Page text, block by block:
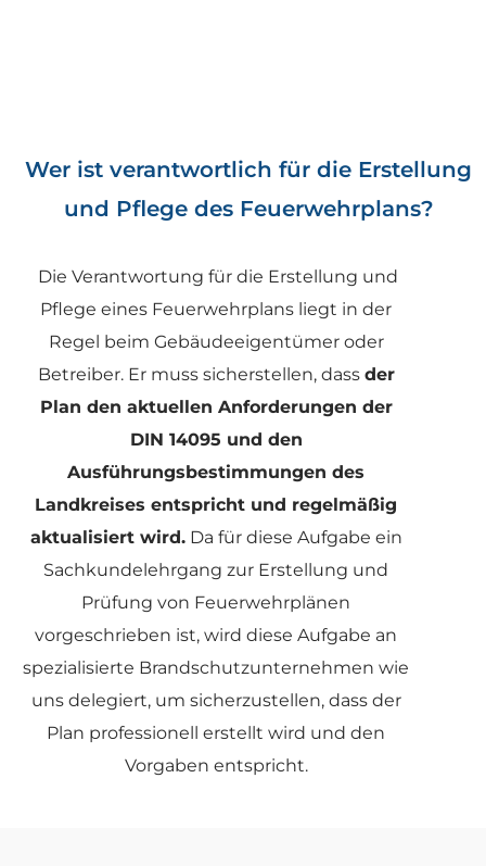
Wer ist verantwortlich für die Erstellung
und Pflege des Feuerwehrplans?
Die Verantwortung für die Erstellung und
Pflege eines Feuerwehrplans liegt in der
Regel beim Gebäudeeigentümer oder
Betreiber. Er muss sicherstellen, dass der
Plan den aktuellen Anforderungen der
DIN 14095 und den
Ausführungsbestimmungen des
Landkreises entspricht und regelmäßig
aktualisiert wird.Da für diese Aufgabe ein
Sachkundelehrgang zur Erstellung und
Prüfung von Feuerwehrplänen
vorgeschrieben ist, wird diese Aufgabe an
spezialisierte Brandschutzunternehmen wie
uns delegiert, um sicherzustellen, dass der
Plan professionell erstellt wird und den
Vorgaben entspricht.